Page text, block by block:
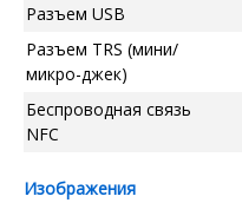
Разъем USB
Разъем TRS (мини/
микро-джек)
Беспроводная связь
NFC
Изображения